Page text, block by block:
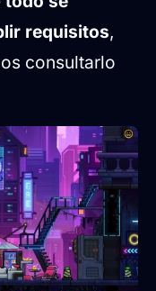
requisitos,
consultarlo